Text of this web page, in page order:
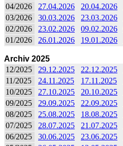
04/2026
27.04.2026 20.04.2026
03/2026
30.03.2026 23.03.2026
02/2026
23.02.2026 09.02.2026
01/2026
26.01.2026 19.01.2026
Archiv 2025
12/2025
29.12.2025 22.12.2025
11/2025
24.11.2025 17.11.2025
10/2025
27.10.2025 20.10.2025
09/2025
29.09.2025 22.09.2025
08/2025
25.08.2025 18.08.2025
07/2025
28.07.2025 21.07.2025
06/2025
30.06.2025 23.06.2025